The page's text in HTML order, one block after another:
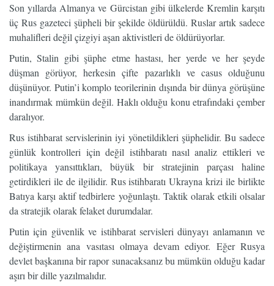
Son yıllarda Almanya ve Gürcistan gibi ülkelerde Kremlin karşıtı
üç Rus gazeteci şüpheli bir şekilde öldürüldü. Ruslar artık sadece
muhalifleri değil çizgiyi aşan aktivistleri de öldürüyorlar.
Putin, Stalin gibi şüphe etme hastası, her yerde ve her şeyde
düşman görüyor, herkesin çifte pazarlıklı ve casus olduğunu
düşünüyor. Putin’i komplo teorilerinin dışında bir dünya görüşüne
inandırmak mümkün değil. Haklı olduğu konu etrafındaki çember
daralıyor.
Rus istihbarat servislerinin iyi yönetildikleri şüphelidir. Bu sadece
günlük kontrolleri için değil istihbaratı nasıl analiz ettikleri ve
politikaya yansıttıkları, büyük bir stratejinin parçası haline
getirdikleri ile de ilgilidir. Rus istihbaratı Ukrayna krizi ile birlikte
Batıya karşı aktif tedbirlere yoğunlaştı. Taktik olarak etkili olsalar
da stratejik olarak felaket durumdalar.
Putin için güvenlik ve istihbarat servisleri dünyayı anlamanın ve
değiştirmenin ana vasıtası olmaya devam ediyor. Eğer Rusya
devlet başkanına bir rapor sunacaksanız bu mümkün olduğu kadar
aşırı bir dille yazılmalıdır.